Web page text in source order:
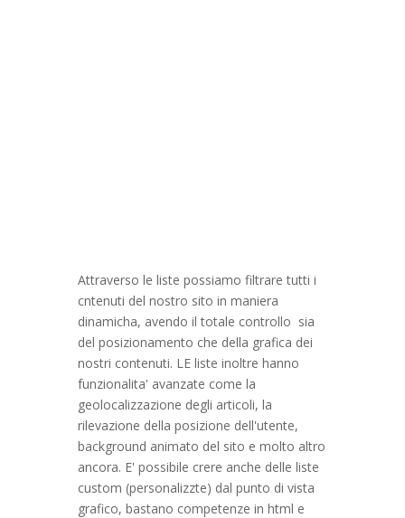
Attraverso le liste possiamo filtrare tutti i
cntenuti del nostro sito in maniera
dinamicha, avendo il totale controllo sia
del posizionamento che della grafica dei
nostri contenuti. LE liste inoltre hanno
funzionalita' avanzate come la
geolocalizzazione degli articoli, la
rilevazione della posizione dell'utente,
background animato del sito e molto altro
ancora. E' possibile crere anche delle liste
custom (personalizzte) dal punto di vista
grafico, bastano competenze in html e